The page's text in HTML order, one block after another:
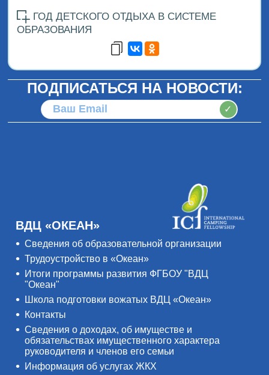
ГОД ДЕТСКОГО ОТДЫХА В СИСТЕМЕ
ОБРАЗОВАНИЯ
ПОДПИСАТЬСЯ НА НОВОСТИ:
✓
ВДЦ «ОКЕАН»
Сведения об образовательной организации
Трудоустройство в «Океан»
Итоги программы развития ФГБОУ "ВДЦ
"Океан"
Школа подготовки вожатых ВДЦ «Океан»
Контакты
Сведения о доходах, об имуществе и
обязательствах имущественного характера
руководителя и членов его семьи
Информация об услугах ЖКХ